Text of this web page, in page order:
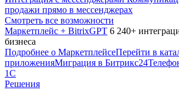
продажи прямо в мессенджерах
Смотреть все возможности
Маркетплейс + BitrixGPT 6 240+
бизнеса
Подробнее о МаркетплейсеПерейти в
приложенияМиграция в Битрикс24
1С
Решения